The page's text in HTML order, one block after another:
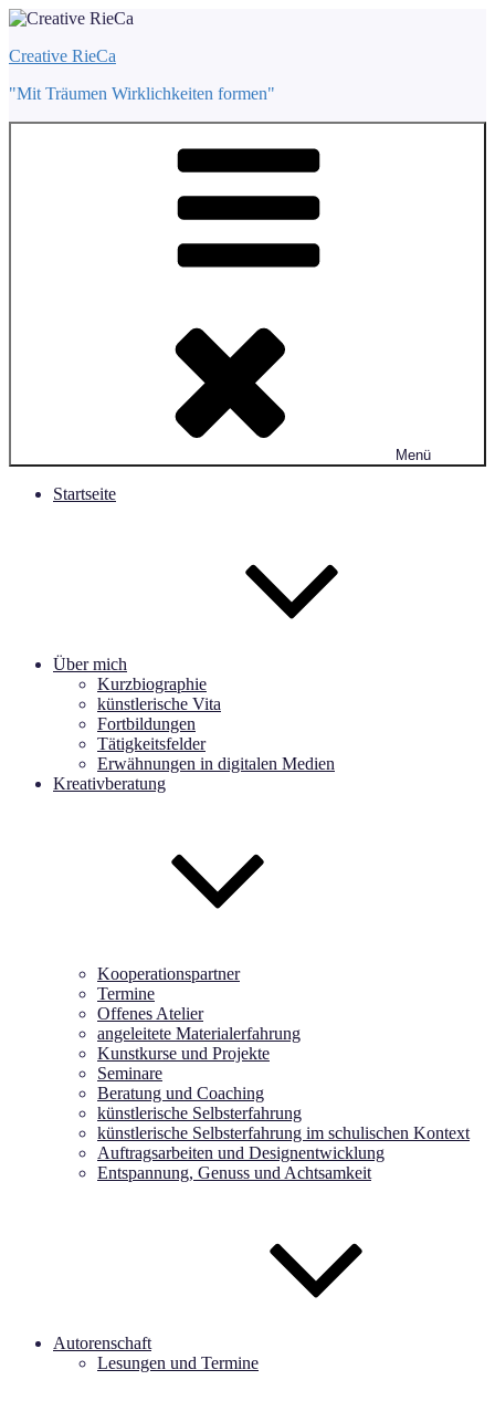
Zum
springen
Creative RieCa
"Mit Träumen Wirklichkeiten formen"
Menü
Startseite
Über mich
Kurzbiographie
künstlerische Vita
Fortbildungen
Tätigkeitsfelder
Erwähnungen in digitalen Medien
Kreativberatung
Kooperationspartner
Termine
Offenes Atelier
angeleitete Materialerfahrung
Kunstkurse und Projekte
Seminare
Beratung und Coaching
künstlerische Selbsterfahrung
künstlerische Selbsterfahrung im schulischen Kontext
Auftragsarbeiten und Designentwicklung
Entspannung, Genuss und Achtsamkeit
Autorenschaft
Lesungen und Termine